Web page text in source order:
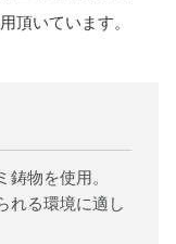
頂いています。
物を使用。
れる環境に適し